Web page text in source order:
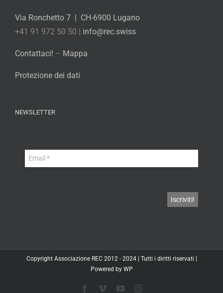
Via Ronchetto 7 | CH-6900 Lugano
+41 91 972 50 50 | info@rec.swiss
Contattaci! – Mappa
Protezione dei dati
NEWSLETTER
Copyright Associazione REC2012 - 2024 | Tutti i diritti riservati |
Powered by WP
Facebook
VimeoYouTubeInstagram